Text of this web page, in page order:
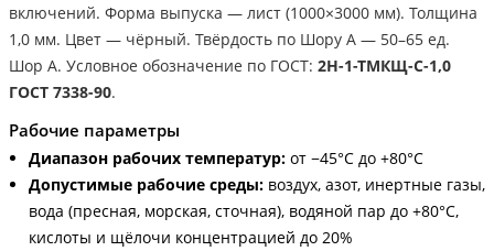
включений. Форма выпуска — лист (1000×3000 мм). Толщина
1,0 мм. Цвет — чёрный. Твёрдость по Шору А — 50–65 ед.
Шор А. Условное обозначение по ГОСТ: 2Н-1-ТМКЩ-С-1,0
ГОСТ 7338-90.
Рабочие параметры
Диапазон рабочих температур: от −45°С до +80°С
Допустимые рабочие среды: воздух, азот, инертные газы,
вода (пресная, морская, сточная), водяной пар до +80°С,
кислоты и щёлочи концентрацией до 20%